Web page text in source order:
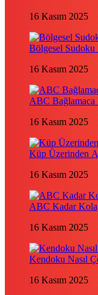
16 Kasım 2025
Bölgesel Sudoku
16 Kasım 2025
ABC Bağlamaca
16 Kasım 2025
Küp Üzerinden
16 Kasım 2025
ABC Kadar
16 Kasım 2025
Kendoku Nasıl
16 Kasım 2025